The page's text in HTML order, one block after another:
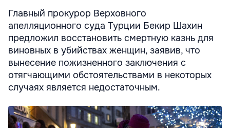
Главный прокурор Верховного
апелляционного суда Турции Бекир Шахин
предложил восстановить смертную казнь для
виновных в убийствах женщин, заявив, что
вынесение пожизненного заключения с
отягчающими обстоятельствами в некоторых
случаях является недостаточным.